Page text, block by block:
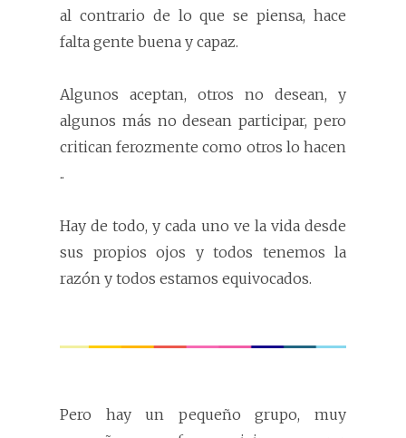
al contrario de lo que se piensa, hace
falta gente buena y capaz.
Algunos aceptan, otros no desean, y
algunos más no desean participar, pero
critican ferozmente como otros lo hacen
..
Hay de todo, y cada uno ve la vida desde
sus propios ojos y todos tenemos la
razón y todos estamos equivocados.
Pero hay un pequeño grupo, muy